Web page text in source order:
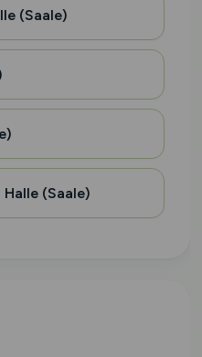
(Saale)
(Saale)